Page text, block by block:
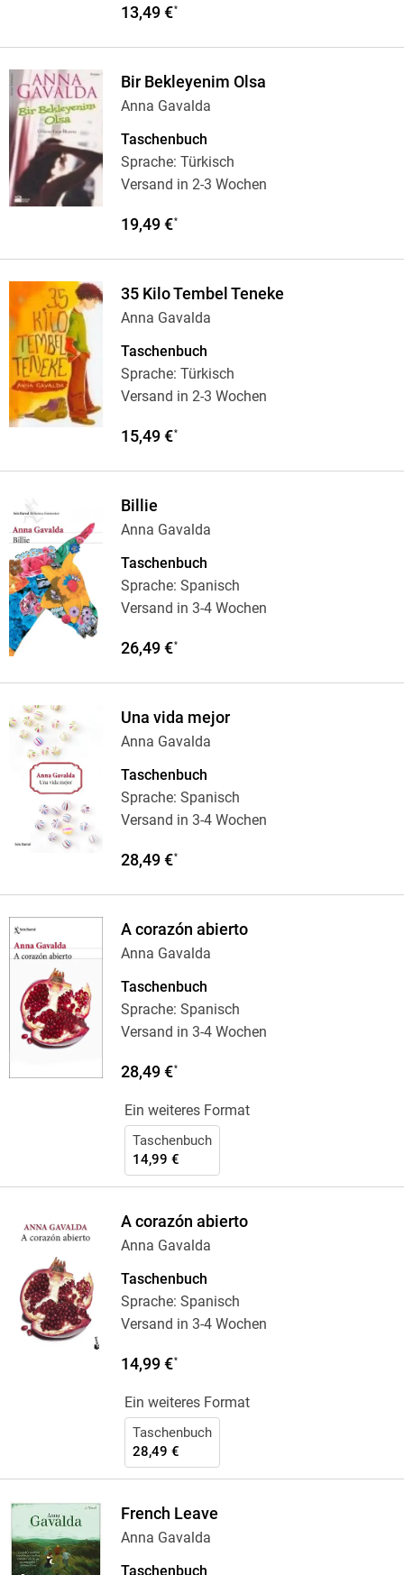
13,49 €*
Bir Bekleyenim Olsa
Anna Gavalda
Taschenbuch
Sprache: Türkisch
Versand in 2-3 Wochen
19,49 €*
35 Kilo Tembel Teneke
Anna Gavalda
Taschenbuch
Sprache: Türkisch
Versand in 2-3 Wochen
15,49 €*
Billie
Anna Gavalda
Taschenbuch
Sprache: Spanisch
Versand in 3-4 Wochen
26,49 €*
Una vida mejor
Anna Gavalda
Taschenbuch
Sprache: Spanisch
Versand in 3-4 Wochen
28,49 €*
A corazón abierto
Anna Gavalda
Taschenbuch
Sprache: Spanisch
Versand in 3-4 Wochen
28,49 €*
Ein weiteres Format
Taschenbuch
14,99 €
A corazón abierto
Anna Gavalda
Taschenbuch
Sprache: Spanisch
Versand in 3-4 Wochen
14,99 €*
Ein weiteres Format
Taschenbuch
28,49 €
French Leave
Anna Gavalda
Taschenbuch